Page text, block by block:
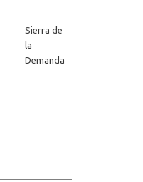
Sierra de
la
Demanda